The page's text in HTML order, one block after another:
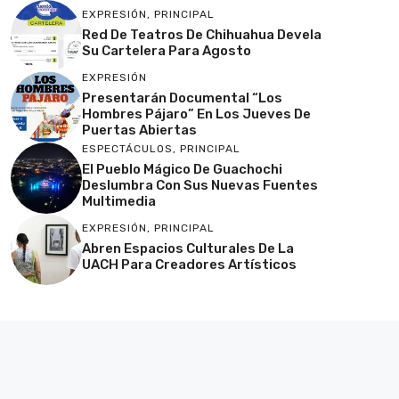
EXPRESIÓN, PRINCIPAL
Red De Teatros De Chihuahua Devela
Su Cartelera Para Agosto
EXPRESIÓN
Presentarán Documental “Los
Hombres Pájaro” En Los Jueves De
Puertas Abiertas
ESPECTÁCULOS, PRINCIPAL
El Pueblo Mágico De Guachochi
Deslumbra Con Sus Nuevas Fuentes
Multimedia
EXPRESIÓN, PRINCIPAL
Abren Espacios Culturales De La
UACH Para Creadores Artísticos